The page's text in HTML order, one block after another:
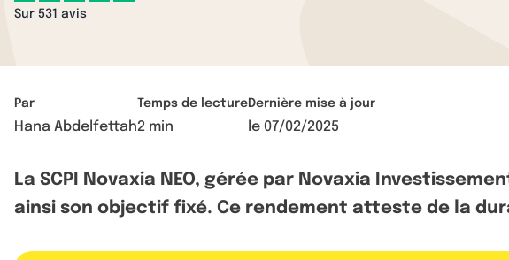
Sur 531 avis
Par
Hana Abdelfettah
Temps de lecture
2 min
Dernière mise à jour
le 07/02/2025
La SCPI Novaxia NEO, gérée par Novaxia
ainsi son objectif fixé. Ce rendement atteste de la